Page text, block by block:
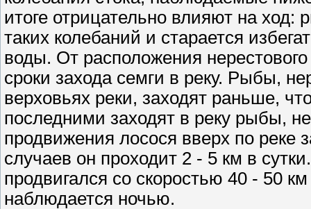
итоге отрицательно влияют на ход:
таких колебаний и старается
воды. От расположения
сроки захода семги в реку. Рыбы,
верховьях реки, заходят раньше,
последними заходят в реку рыбы,
продвижения лосося вверх по реке
случаев он проходит 2 - 5 км в
продвигался со скоростью 40 - 50
наблюдается ночью.